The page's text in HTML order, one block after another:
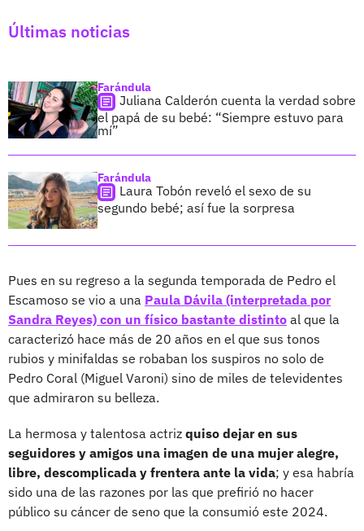
Últimas noticias
Farándula
Juliana Calderón cuenta la verdad sobre
el papá de su bebé: “Siempre estuvo para
mí”
Farándula
Laura Tobón reveló el sexo de su
segundo bebé; así fue la sorpresa
Pues en su regreso a la segunda temporada de Pedro el
Escamoso se vio a una Paula Dávila (interpretada por
Sandra Reyes) con un físico bastante distinto al que la
caracterizó hace más de 20 años en el que sus tonos
rubios y minifaldas se robaban los suspiros no solo de
Pedro Coral (Miguel Varoni) sino de miles de televidentes
que admiraron su belleza.
La hermosa y talentosa actriz quiso dejar en sus
seguidores y amigos una imagen de una mujer alegre,
libre, descomplicada y frentera ante la vida; y esa habría
sido una de las razones por las que prefirió no hacer
público su cáncer de seno que la consumió este 2024.